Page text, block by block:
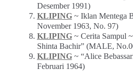
Desember 1991)
KLIPING~ Iklan Mentega
November 1963, No. 97)
KLIPING~ Cerita Sampul
Shinta Bachir” (MALE,
KLIPING~ “Alice
Februari 1964)